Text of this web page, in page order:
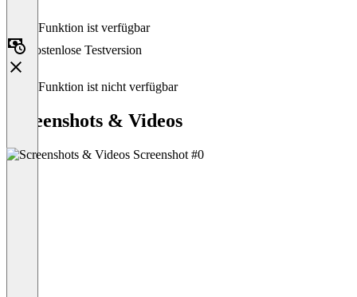
Diese Funktion ist verfügbar
Kostenlose Testversion
Diese Funktion ist nicht verfügbar
Screenshots & Videos